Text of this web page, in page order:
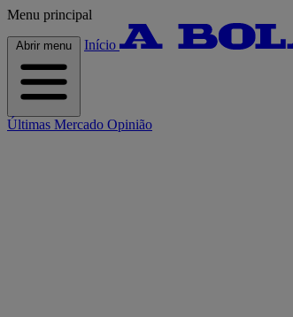
Menu principal
Abrir menu Início
Últimas Mercado Opinião